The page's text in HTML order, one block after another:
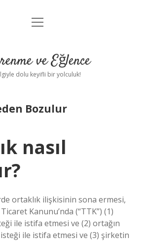
Anasayfa
Yasal Uyarı
menüyü
ve Eğlence
dolu keyifli bir yolculuk!
Bozulur
nasıl
ortaklık ilişkisinin sona ermesi,
Kanunu’nda (“TTK”) (1)
ile istifa etmesi ve (2) ortağın
ile istifa etmesi ve (3) şirketin